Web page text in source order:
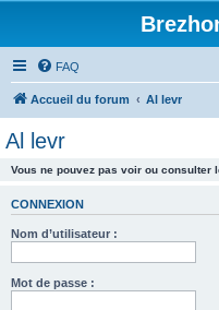
FAQ
Accueil du forum Al levr
Al levr
Vous ne pouvez pas voir ou consulter
CONNEXION
Nom d’utilisateur :
Mot de passe :